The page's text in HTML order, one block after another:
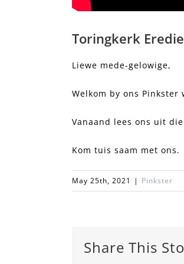
Toringkerk
Liewe mede-gelowige,
Welkom by ons Pinkster
Vanaand lees ons uit
Kom tuis saam met ons.
May 25th, 2021 | Pinkster
Share This